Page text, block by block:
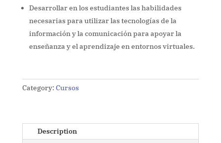
Desarrollar en los estudiantes las habilidades
necesarias para utilizar las tecnologías de la
información y la comunicación para apoyar la
enseñanza y el aprendizaje en entornos virtuales.
Category: Cursos
Description